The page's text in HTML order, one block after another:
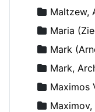
Maltzew,
Maria
Mark
Mark,
Maximos